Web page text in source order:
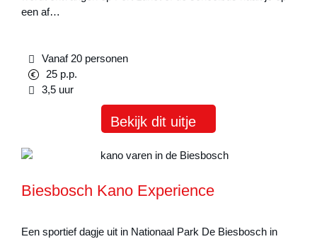
een af…
Vanaf 20 personen
25 p.p.
3,5 uur
Bekijk dit uitje
Biesbosch Kano Experience
Een sportief dagje uit in Nationaal Park De Biesbosch in